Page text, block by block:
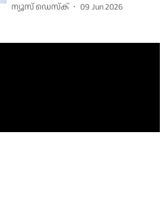
ന്യൂസ് ഡെസ്ക് 09 Jun 2026